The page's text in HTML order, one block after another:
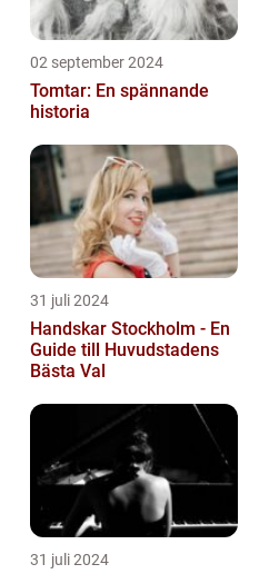
02 september 2024
Tomtar: En spännande
historia
31 juli 2024
Handskar Stockholm - En
Guide till Huvudstadens
Bästa Val
31 juli 2024